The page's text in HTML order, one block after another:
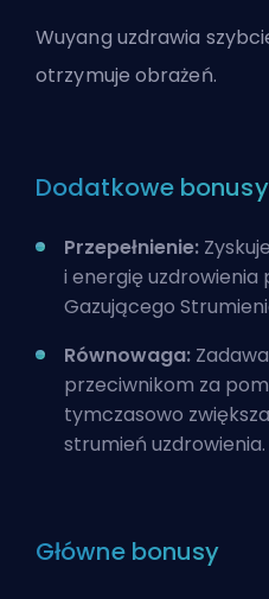
Wuyang uzdrawia
otrzymuje obrażeń.
Dodatkowe bonusy
Przepełnienie:
i energię uzdrowienia
Gazującego
Równowaga:
przeciwnikom za
tymczasowo
strumień uzdrowienia.
Główne bonusy